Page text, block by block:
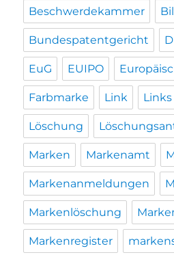
Beschwerdekammer
Bundespatentgericht
EuG EUIPO
Farbmarke Link Links
Löschung
Marken Markenamt
Markenanmeldungen
Markenlöschung
Markenregister